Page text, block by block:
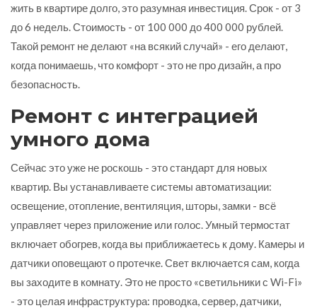
жить в квартире долго, это разумная инвестиция. Срок - от 3
до 6 недель. Стоимость - от 100 000 до 400 000 рублей.
Такой ремонт не делают «на всякий случай» - его делают,
когда понимаешь, что комфорт - это не про дизайн, а про
безопасность.
Ремонт с интеграцией
умного дома
Сейчас это уже не роскошь - это стандарт для новых
квартир. Вы устанавливаете системы автоматизации:
освещение, отопление, вентиляция, шторы, замки - всё
управляет через приложение или голос. Умный термостат
включает обогрев, когда вы приближаетесь к дому. Камеры и
датчики оповещают о протечке. Свет включается сам, когда
вы заходите в комнату. Это не просто «светильники с Wi-Fi»
- это целая инфраструктура: проводка, сервер, датчики,